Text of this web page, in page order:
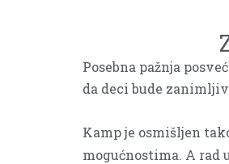
Posebna pažnja
da deci bude
Kamp je osmišljen
mogućnostima. A